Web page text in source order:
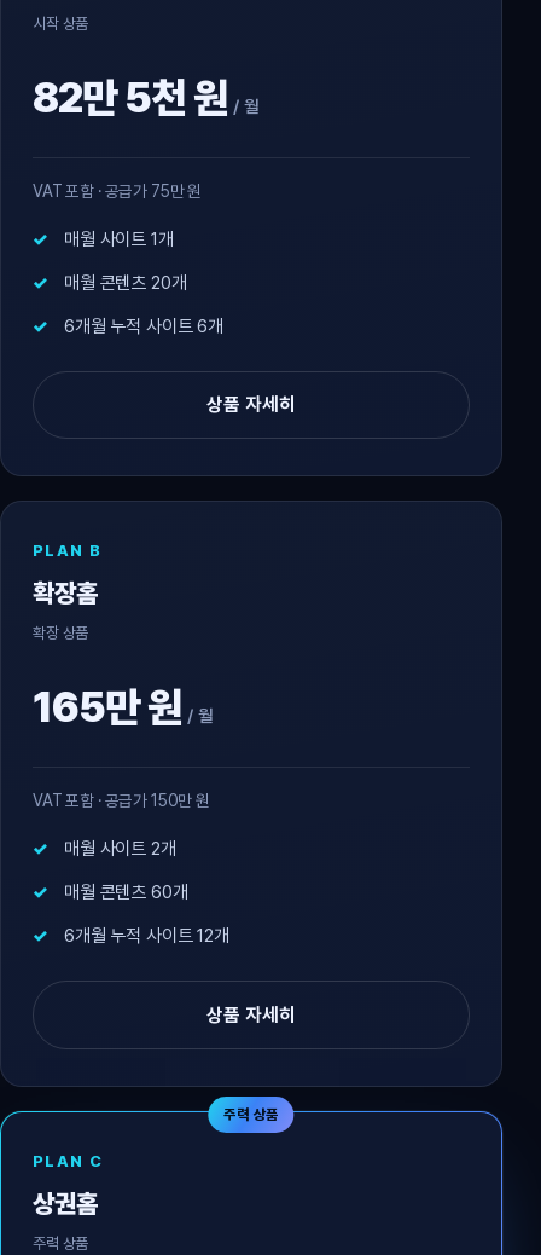
시작 상품
82만 5천 원 / 월
VAT 포함 · 공급가 75만 원
매월 사이트 1개
매월 콘텐츠 20개
6개월 누적 사이트 6개
상품 자세히
PLAN B
확장홈
확장 상품
165만 원 / 월
VAT 포함 · 공급가 150만 원
매월 사이트 2개
매월 콘텐츠 60개
6개월 누적 사이트 12개
상품 자세히
주력 상품
PLAN C
상권홈
주력 상품